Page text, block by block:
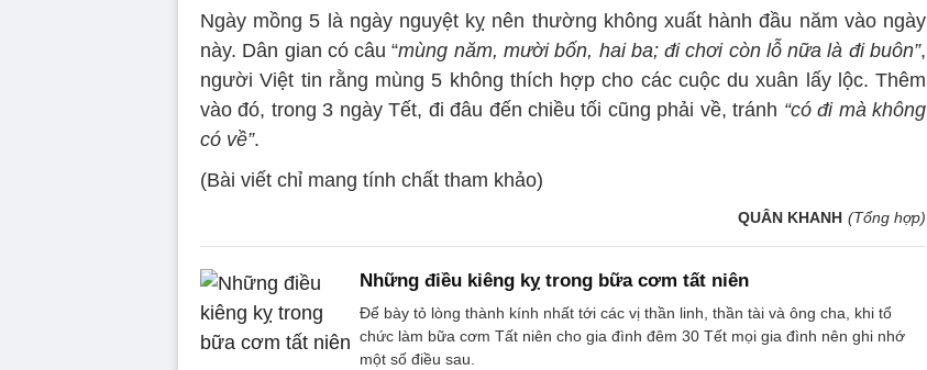
Ngày mồng 5 là ngày nguyệt kỵ nên thường không xuất hành đầu năm vào ngày
này. Dân gian có câu “mùng năm, mười bốn, hai ba; đi chơi còn lỗ nữa là đi buôn”,
người Việt tin rằng mùng 5 không thích hợp cho các cuộc du xuân lấy lộc. Thêm
vào đó, trong 3 ngày Tết, đi đâu đến chiều tối cũng phải về, tránh “có đi mà không
có về”.
(Bài viết chỉ mang tính chất tham khảo)
QUÂN KHANH (Tổng hợp)
Những điều kiêng kỵ trong bữa cơm tất niên
Để bày tỏ lòng thành kính nhất tới các vị thần linh, thần tài và ông cha, khi tổ
chức làm bữa cơm Tất niên cho gia đình đêm 30 Tết mọi gia đình nên ghi nhớ
một số điều sau.